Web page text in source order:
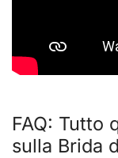
FAQ: Tutto
sulla Brida